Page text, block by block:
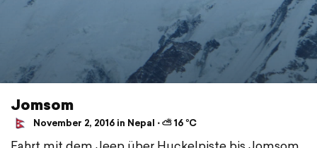
Jomsom
November 2, 2016 in Nepal ⋅ ⛅ 16 °C